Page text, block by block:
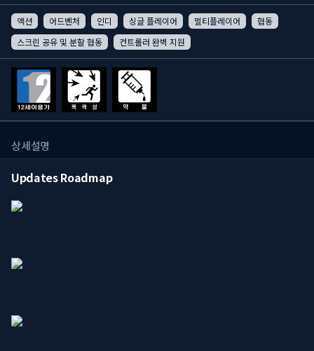
액션 어드벤처 인디 싱글 플레이어 멀티플레이어
협동
스크린 공유 및 분할 협동
컨트롤러 완벽 지원
상세설명
Updates Roadmap